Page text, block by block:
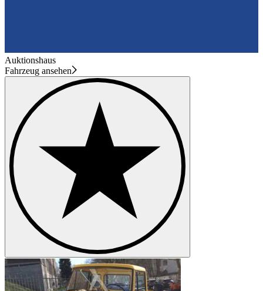
Auktionshaus
Fahrzeug ansehen